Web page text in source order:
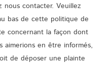
nous contacter. Veuillez
bas de cette politique de
concernant la façon dont
aimerions en être informés,
de déposer une plainte